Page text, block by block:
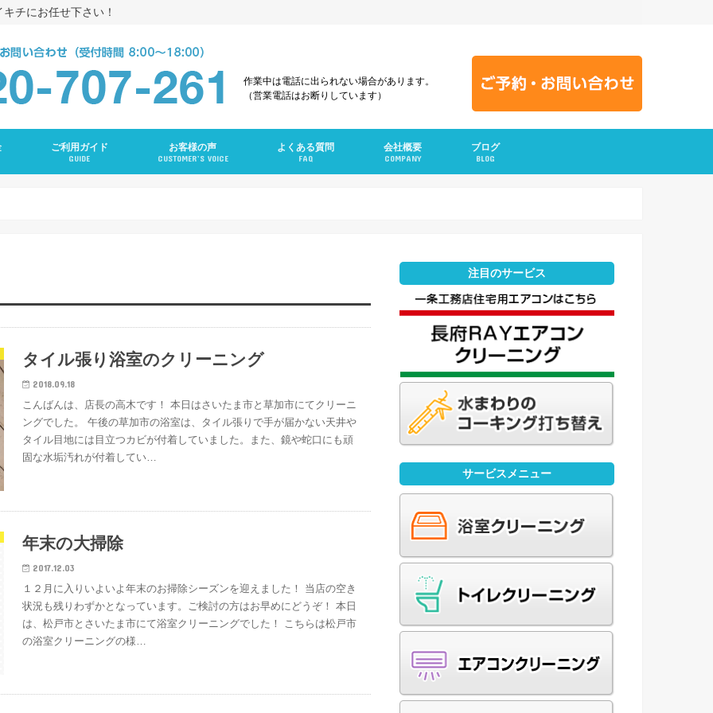
チにお任せ下さい！
作業中は電話に出られない場合があります。
（営業電話はお断りしています）
ご利用ガイド
GUIDE
お客様の声
CUSTOMER’S VOICE
よくある質問
FAQ
会社概要
COMPANY
ブログ
BLOG
タイル張り浴室のクリーニング
2018.09.18
こんばんは、店長の高木です！ 本日はさいたま市と草加市にてクリーニ
ングでした。 午後の草加市の浴室は、タイル張りで手が届かない天井や
タイル目地には目立つカビが付着していました。また、鏡や蛇口にも頑
固な水垢汚れが付着してい…
年末の大掃除
2017.12.03
１２月に入りいよいよ年末のお掃除シーズンを迎えました！ 当店の空き
状況も残りわずかとなっています。ご検討の方はお早めにどうぞ！ 本日
は、松戸市とさいたま市にて浴室クリーニングでした！ こちらは松戸市
の浴室クリーニングの様…
注目のサービス
サービスメニュー